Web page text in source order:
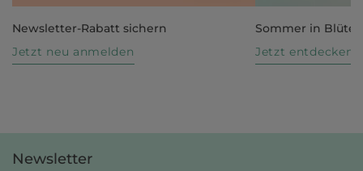
Newsletter-Rabatt sichern
Jetzt neu anmelden
Sommer in Blüte
Jetzt entdecken
Newsletter